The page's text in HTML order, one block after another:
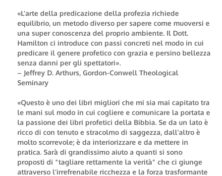
«L’arte della predicazione della profezia richiede
equilibrio, un metodo diverso per sapere come muoversi e
una super conoscenza del proprio ambiente. Il Dott.
Hamilton ci introduce con passi concreti nel modo in cui
predicare il genere profetico con grazia e persino bellezza
senza danni per gli spettatori».
– Jeffrey D. Arthurs, Gordon-Conwell Theological
Seminary
«Questo è uno dei libri migliori che mi sia mai capitato tra
le mani sul modo in cui cogliere e comunicare la portata e
la passione dei libri profetici della Bibbia. Se da un lato è
ricco di con tenuto e stracolmo di saggezza, dall’altro è
molto scorrevole; è da interiorizzare e da mettere in
pratica. Sarà di grandissimo aiuto a quanti si sono
proposti di “tagliare rettamente la verità” che ci giunge
attraverso l’irrefrenabile ricchezza e la forza trasformante